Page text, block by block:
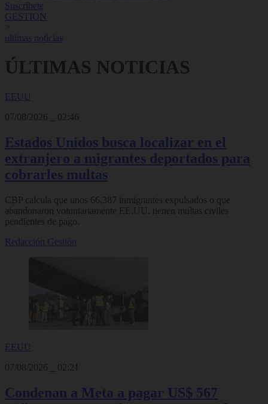
Suscríbete
GESTION
>
ultimas noticias
ÚLTIMAS NOTICIAS
EEUU
07/08/2026
02:46
Estados Unidos busca localizar en el
extranjero a migrantes deportados para
cobrarles multas
CBP calcula que unos 66,387 inmigrantes expulsados o que
abandonaron voluntariamente EE.UU. tienen multas civiles
pendientes de pago.
Redacción Gestión
EEUU
07/08/2026
02:21
Condenan a Meta a pagar US$ 567